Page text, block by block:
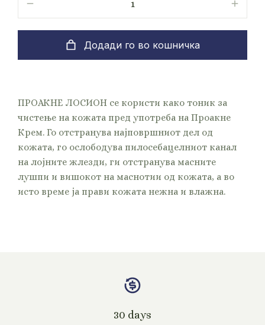
Додади го во кошничка
ПРОАКНЕ ЛОСИОН се користи како тоник за
чистење на кожата пред употреба на Проакне
Крем. Го отстранува најповршниот дел од
кожата, го ослободува пилосебацелниот канал
на лојните жлезди, ги отстранува масните
лушпи и вишокот на маснотии од кожата, а во
исто време ја прави кожата нежна и влажна.
30 days